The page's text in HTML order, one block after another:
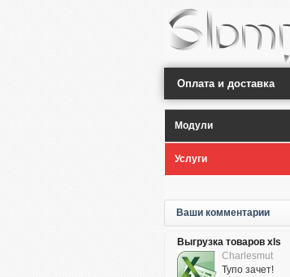
Оплата и доставка
Модули
Услуги
Ваши комментарии
Выгрузка товаров xls
Charlesmut
Тупо зачет!